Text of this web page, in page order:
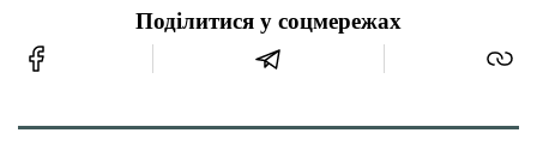
Поділитися у соцмережах